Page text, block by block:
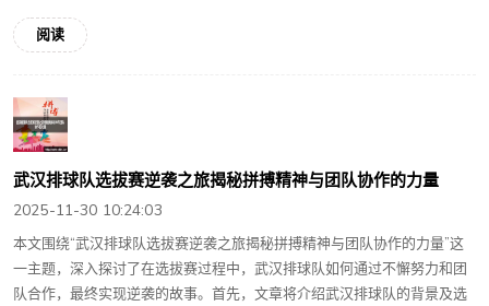
阅读
武汉排球队选拔赛逆袭之旅揭秘拼搏精神与团队协作的力量
2025-11-30 10:24:03
本文围绕“武汉排球队选拔赛逆袭之旅揭秘拼搏精神与团队协作的力量”这
一主题，深入探讨了在选拔赛过程中，武汉排球队如何通过不懈努力和团
队合作，最终实现逆袭的故事。首先，文章将介绍武汉排球队的背景及选